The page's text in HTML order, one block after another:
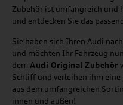
Zubehör ist umfangreich und
und entdecken Sie das
Sie haben sich Ihren Audi
und möchten Ihr Fahrzeug
dem Audi Original Zubehör
Schliff und verleihen ihm
aus dem umfangreichen
innen und außen!